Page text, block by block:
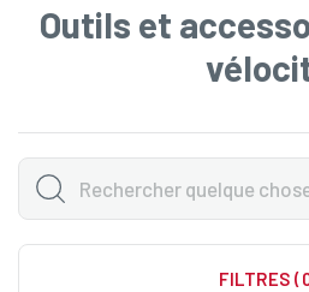
Outils et
FILTRES